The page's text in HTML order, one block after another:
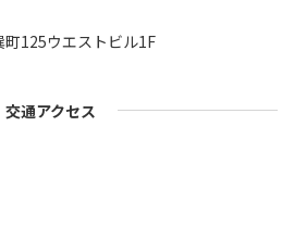
125ウエストビル1F
交通アクセス